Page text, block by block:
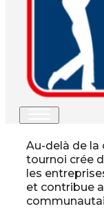
PLUS
L’Omnium
Brunswick
touristique de
générant des
Au-delà de
tournoi crée
les
et contribue